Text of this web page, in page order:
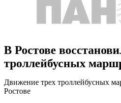
В Ростове
троллейбусных
Движение трех троллейбусных
Ростове